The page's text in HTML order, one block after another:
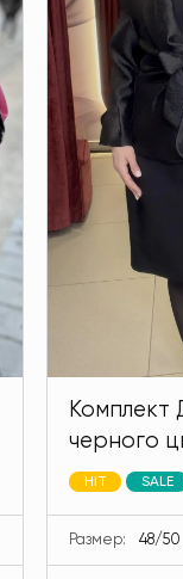
Комплект
черного
ML6377-13
HIT SALE
Размер: 48/50